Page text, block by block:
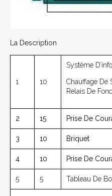
La Description
1 10
Système
Chauffage De
Relais De
2 15 Prise De
3 10 Briquet
4 10 Prise De
5 5 Tableau De